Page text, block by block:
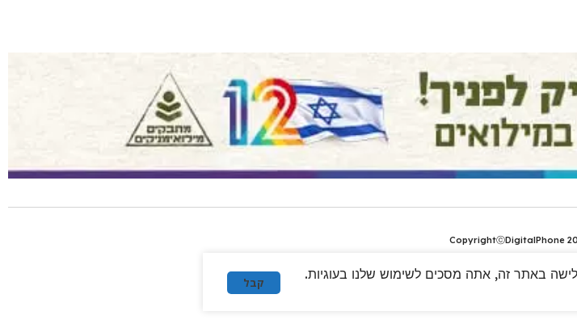
CopyrightⓒDigitalPhone
באתר זה, אתה מסכים לשימוש שלנו בעוגיות.
קבל